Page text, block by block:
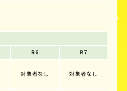
R6
R7
対象者なし 対象者なし